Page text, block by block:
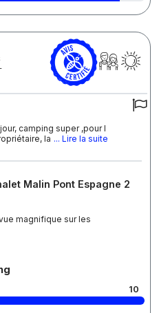
camping super ,pour l
la ... Lire la suite
Malin Pont Espagne 2
magnifique sur les
10